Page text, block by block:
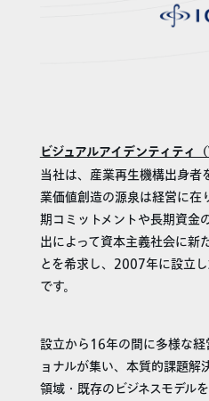
ビジュアルアイデンティティ
当社は、産業再生機構出身
業価値創造の源泉は経営に在
期コミットメントや長期資金
出によって資本主義社会に新
とを希求し、2007年に設立
です。
設立から16年の間に多様な
ョナルが集い、本質的課題解
領域・既存のビジネスモデル